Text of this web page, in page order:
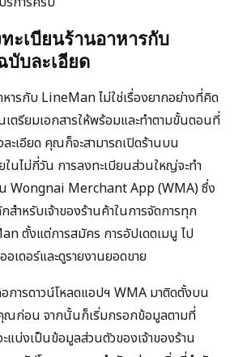
ะเบียนร้านอาหารกับ
บับละเอียด
หารกับ LineMan ไม่ใช่เรื่องยากอย่างที่คิด
ตรียมเอกสารให้พร้อมและทำตามขั้นตอนที่
ละเอียด คุณก็จะสามารถเปิดร้านบน
นไม่กี่วัน การลงทะเบียนส่วนใหญ่จะทำ
Wongnai Merchant App (WMA) ซึ่ง
สำหรับเจ้าของร้านค้าในการจัดการทุก
ตั้งแต่การสมัคร การอัปเดตเมนู ไป
เดอร์และดูรายงานยอดขาย
ารดาวน์โหลดแอปฯ WMA มาติดตั้งบน
ณก่อน จากนั้นก็เริ่มกรอกข้อมูลตามที่
แบ่งเป็นข้อมูลส่วนตัวของเจ้าของร้าน